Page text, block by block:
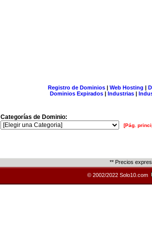
Registro de Dominios| Web Hosting |
Dominios Expirados | Industrias |
Categorías de Dominio:
[Pág.
** Precios
© 2002/2022 Solo10.com